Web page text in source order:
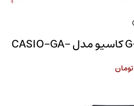
ساعت مچی G-SHOCK کاسیو مدل CASIO-GA-
تومان